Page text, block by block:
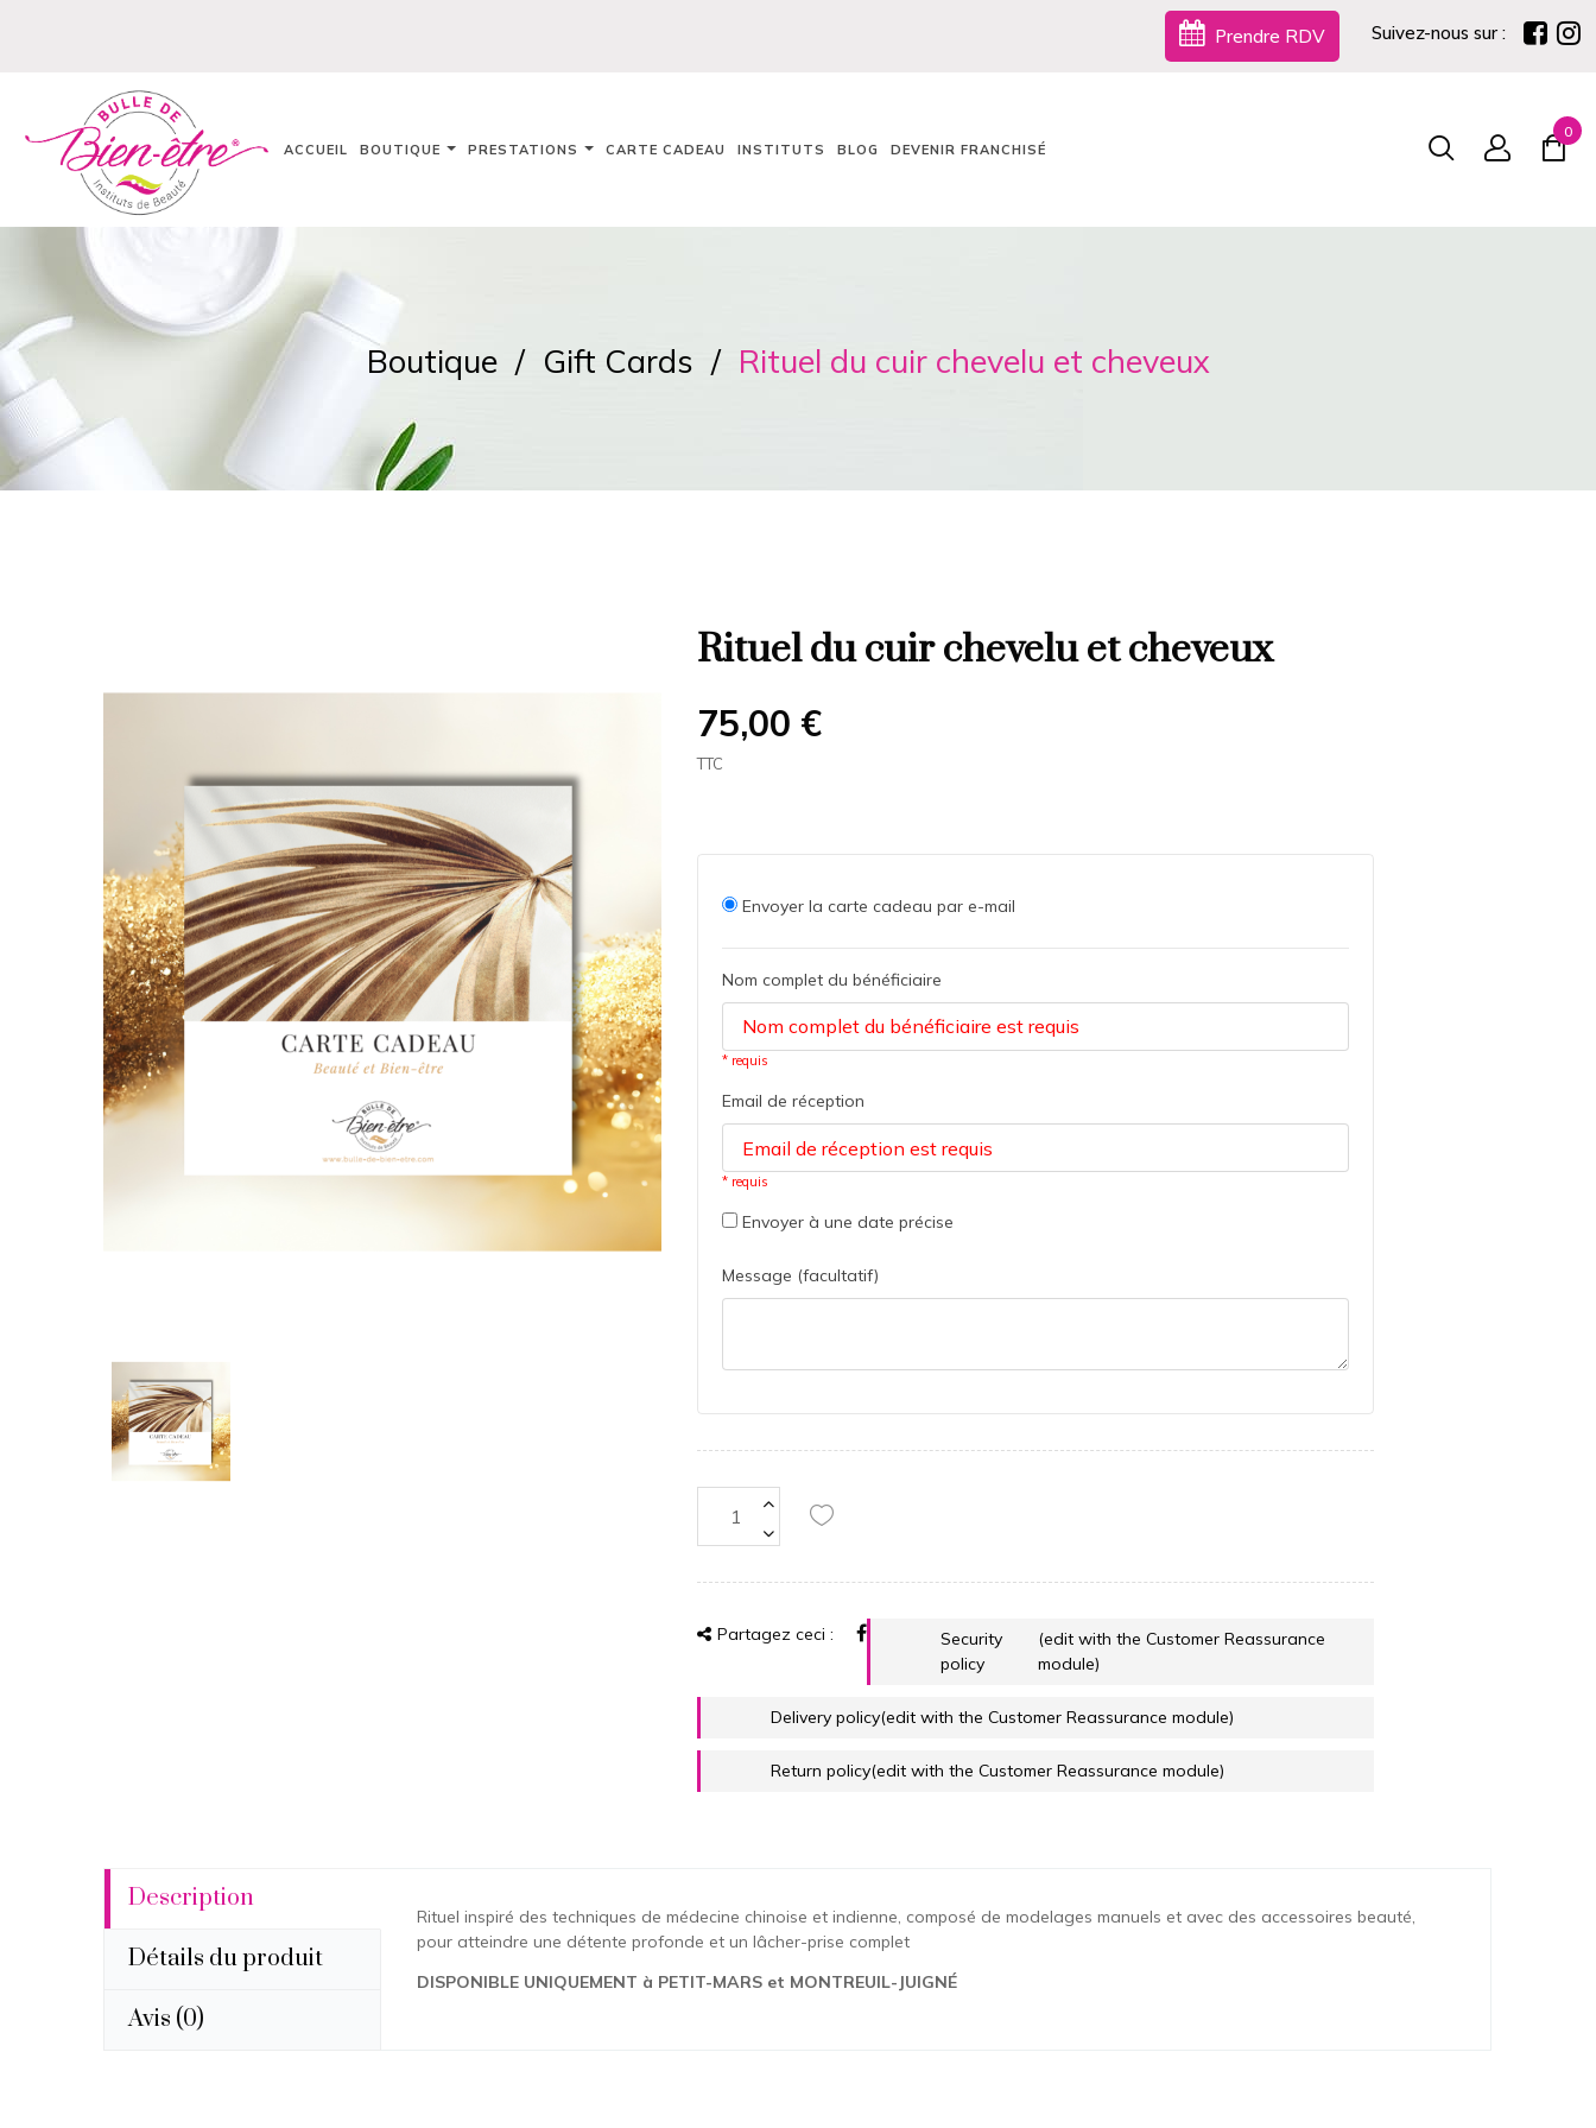
Prendre RDV Suivez-nous sur :
ACCUEIL BOUTIQUE PRESTATIONS CARTE CADEAU INSTITUTS BLOG DEVENIR FRANCHISÉ
0
Boutique Gift Cards Rituel du cuir chevelu et cheveux
Rituel du cuir chevelu et cheveux
75,00 €
TTC
Envoyer la carte cadeau par e-mail
Nom complet du bénéficiaire
* requis
Email de réception
* requis
Envoyer à une date précise
Message (facultatif)
Partagez ceci :
Security
policy
(edit with the Customer Reassurance
module)
Delivery policy(edit with the Customer Reassurance module)
Return policy(edit with the Customer Reassurance module)
Description
Détails du produit
Avis (0)
Rituel inspiré des techniques de médecine chinoise et indienne, composé de modelages manuels et avec des accessoires beauté,
pour atteindre une détente profonde et un lâcher-prise complet
DISPONIBLE UNIQUEMENT à PETIT-MARS et MONTREUIL-JUIGNÉ